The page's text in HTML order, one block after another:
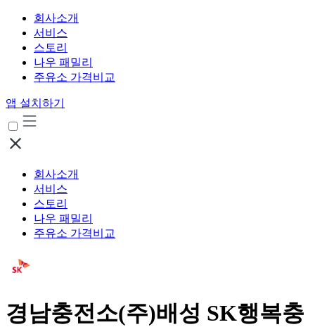
회사소개
서비스
스토리
나우 패밀리
주유소 가격비교
앱 설치하기
회사소개
서비스
스토리
나우 패밀리
주유소 가격비교
경남충전소(주)배성 SK행복충